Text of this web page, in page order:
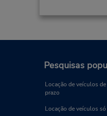
Pesquisas
Locação de veículos
prazo
Locação de veículos